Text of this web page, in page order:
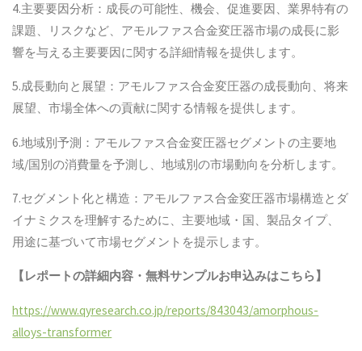
4.主要要因分析：成長の可能性、機会、促進要因、業界特有の
課題、リスクなど、アモルファス合金変圧器市場の成長に影
響を与える主要要因に関する詳細情報を提供します。
5.成長動向と展望：アモルファス合金変圧器の成長動向、将来
展望、市場全体への貢献に関する情報を提供します。
6.地域別予測：アモルファス合金変圧器セグメントの主要地
域/国別の消費量を予測し、地域別の市場動向を分析します。
7.セグメント化と構造：アモルファス合金変圧器市場構造とダ
イナミクスを理解するために、主要地域・国、製品タイプ、
用途に基づいて市場セグメントを提示します。
【レポートの詳細内容・無料サンプルお申込みはこちら】
https://www.qyresearch.co.jp/reports/843043/amorphous-
alloys-transformer